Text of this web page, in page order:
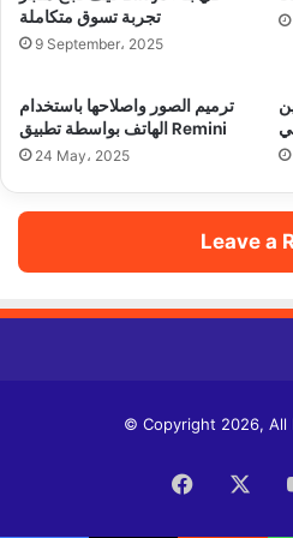
تجربة تسوق متكاملة
9 September، 2025
ترميم الصور واصلاحها باستخدام
الهاتف بواسطة تطبيق Remini
24 May، 2025
Leave a
© Copyright 2026, All
Facebook